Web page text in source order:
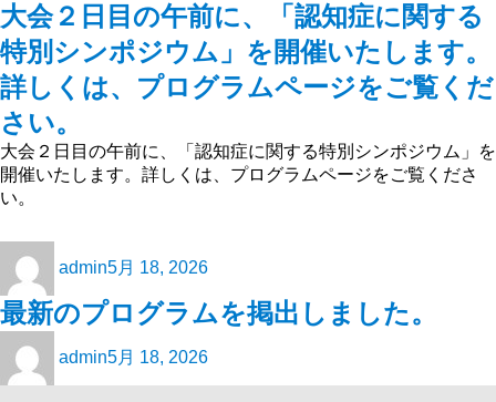
大会２日目の午前に、「認知症に関する
特別シンポジウム」を開催いたします。
詳しくは、プログラムページをご覧くだ
さい。
大会２日目の午前に、「認知症に関する特別シンポジウム」を
開催いたします。詳しくは、プログラムページをご覧くださ
い。
admin5月 18, 2026
最新のプログラムを掲出しました。
admin5月 18, 2026